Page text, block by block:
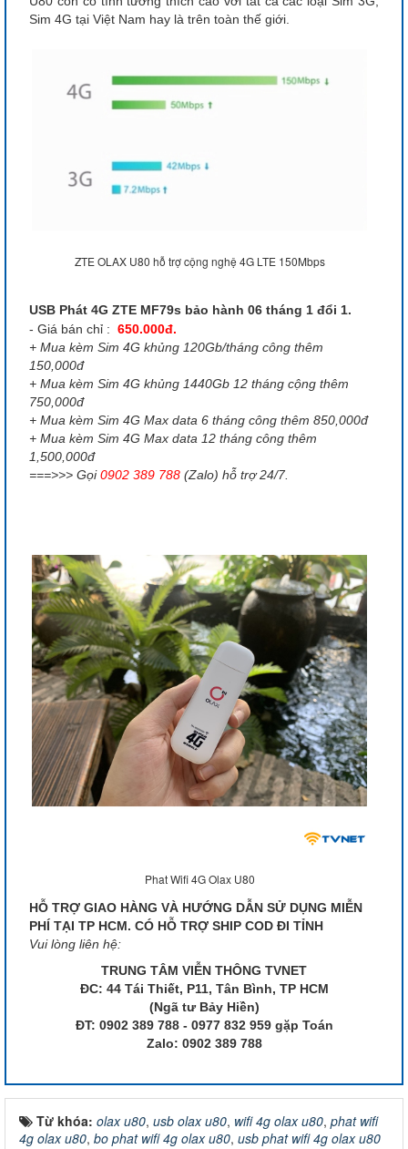
Sim 4G tại Việt Nam hay là trên toàn thế giới.
ZTE OLAX U80 hỗ trợ cộng nghệ 4G LTE 150Mbps
USB Phát 4G ZTE MF79s bảo hành 06 tháng 1 đổi 1.
- Giá bán chỉ : 650.000đ.
+ Mua kèm Sim 4G khủng 120Gb/tháng công thêm
150,000đ
+ Mua kèm Sim 4G khủng 1440Gb 12 tháng cộng thêm
750,000đ
+ Mua kèm Sim 4G Max data 6 tháng công thêm 850,000đ
+ Mua kèm Sim 4G Max data 12 tháng công thêm
1,500,000đ
===>>> Gọi0902 389 788 (Zalo) hỗ trợ 24/7.
Phat Wifi 4G Olax U80
HỖ TRỢ GIAO HÀNG VÀ HƯỚNG DẪN SỬ DỤNG MIỄN
PHÍ TẠI TP HCM. CÓ HỖ TRỢ SHIP COD ĐI TỈNH
Vui lòng liên hệ:
TRUNG TÂM VIỄN THÔNG TVNET
ĐC: 44 Tái Thiết, P11, Tân Bình, TP HCM
(Ngã tư Bảy Hiền)
ĐT: 0902 389 788 - 0977 832 959 gặp Toán
Zalo: 0902 389 788
Từ khóa: olax u80, usb olax u80, wifi 4g olax u80, phat wifi
4g olax u80, bo phat wifi 4g olax u80, usb phat wifi 4g olax u80